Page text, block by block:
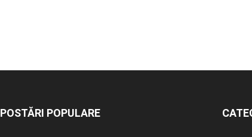
POSTĂRI POPULARE